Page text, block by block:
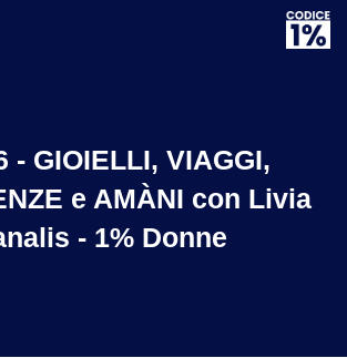
- GIOIELLI, VIAGGI,
e AMÀNI con Livia
- 1% Donne